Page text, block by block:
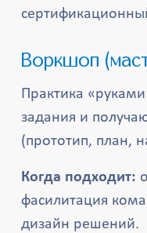
Воркшоп
Практика
задания и
(прототип, план,
Когда подходит:
фасилитация
дизайн решений.